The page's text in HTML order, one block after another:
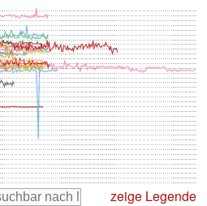
zeige Legende